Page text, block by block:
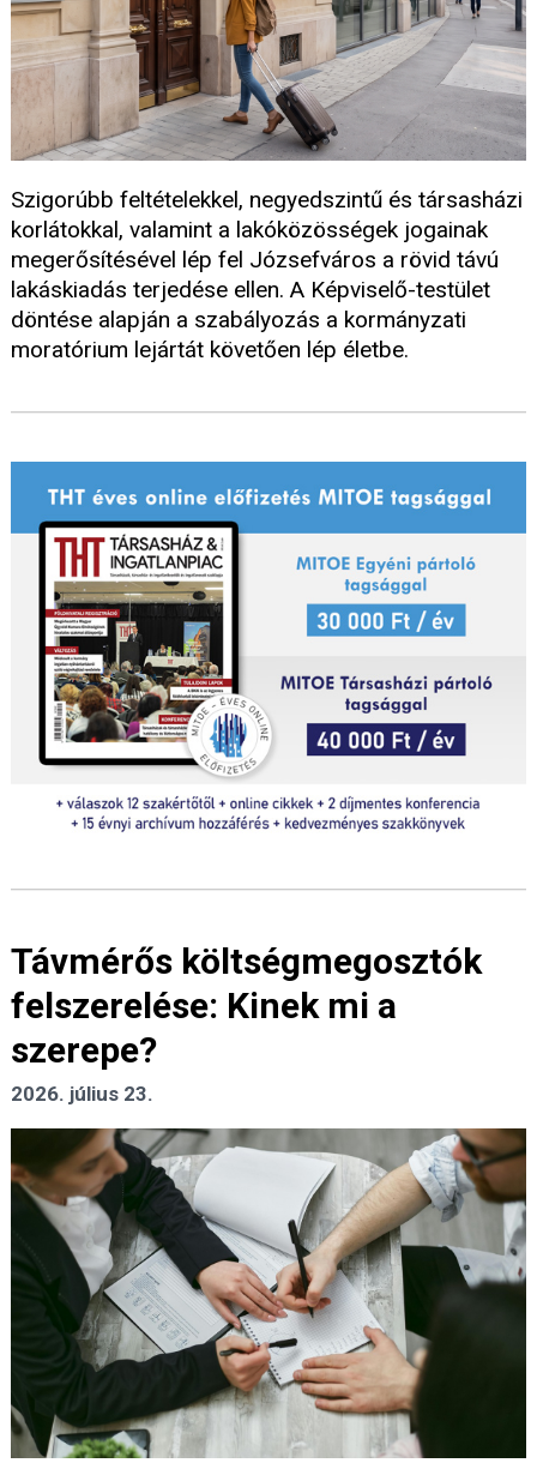
Szigorúbb feltételekkel, negyedszintű és társasházi
korlátokkal, valamint a lakóközösségek jogainak
megerősítésével lép fel Józsefváros a rövid távú
lakáskiadás terjedése ellen. A Képviselő-testület
döntése alapján a szabályozás a kormányzati
moratórium lejártát követően lép életbe.
Távmérős költségmegosztók
felszerelése: Kinek mi a
szerepe?
2026. július 23.